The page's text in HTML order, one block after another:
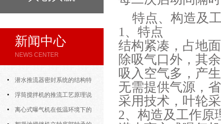
新闻中心
NEWS CENTER
潜水推流器密封系统的结构特
点与渗漏故障处理
浮筒搅拌机的推流工艺原理说
明 离心式曝气机在低温环境下的
特点、构造及
1、特点
结构紧凑，占地
除吸气口外，其
吸入空气多，产
无需提供气源，
采用技术，叶轮
2、构造及工作原